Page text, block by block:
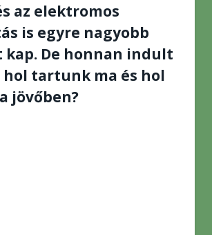
az elektromos
is egyre nagyobb
kap. De honnan indult
tartunk ma és hol
jövőben?